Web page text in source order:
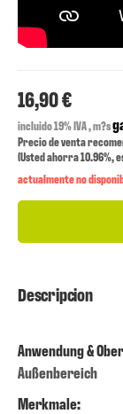
16,90 €
incluido 19% IVA , m?s
Precio de venta
(Usted ahorra10.96%,
actualmente no
Descripcion
Anwendung &
Außenbereich
Merkmale: